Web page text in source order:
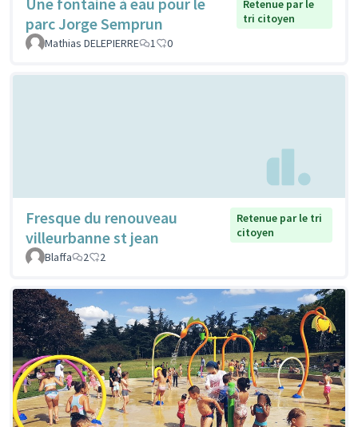
parc Jorge Semprun
Retenue par le
tri citoyen
Mathias DELEPIERRE
1 0
Fresque du renouveau
villeurbanne st jean
Retenue par le tri
citoyen
Blaffa
2 2